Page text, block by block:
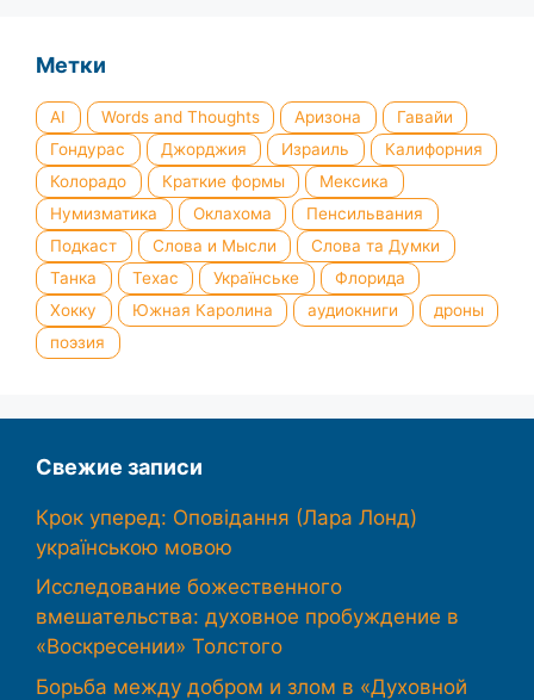
Метки
AI Words and Thoughts Аризона
Гавайи
Гондурас
Джорджия Израиль
Калифорния
Колорадо
Краткие формы
Мексика
Нумизматика
Оклахома
Пенсильвания
Подкаст
Слова и Мысли
Слова та Думки
Танка
Техас Українське
Флорида
Хокку
Южная Каролина аудиокниги
дроны
поэзия
Свежие записи
Крок уперед: Оповідання (Лара Лонд)
українською мовою
Исследование божественного
вмешательства: духовное пробуждение в
«Воскресении» Толстого
Борьба между добром и злом в «Духовной